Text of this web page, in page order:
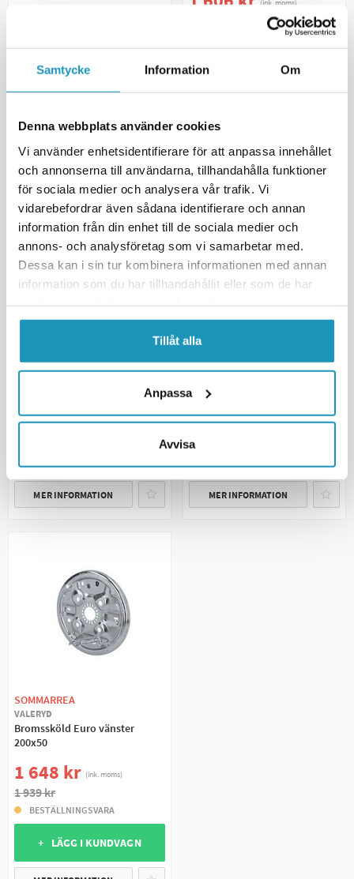
Samtycke Information Om
Denna webbplats använder cookies
Vi använder enhetsidentifierare för att anpassa innehållet
och annonserna till användarna, tillhandahålla funktioner
för sociala medier och analysera vår trafik. Vi
vidarebefordrar även sådana identifierare och annan
information från din enhet till de sociala medier och
annons- och analysföretag som vi samarbetar med.
Dessa kan i sin tur kombinera informationen med annan
information som du har tillhandahållit eller som de har
Tillåt alla
Anpassa
Avvisa
+ LÄGG I KUNDVAGN
(ink. moms)
+ LÄGG I KUNDVAGN
3 I LAGER
MER INFORMATION
SOMMARREA
Bromssköld Euro höger 200x50
947 kr
1 I LAGER
MER INFORMATION
SOMMARREA
VALERYD
Bromssköld Euro vänster
200x50
1 648 kr (ink. moms)
1 939 kr
BESTÄLLNINGSVARA
+ LÄGG I KUNDVAGN